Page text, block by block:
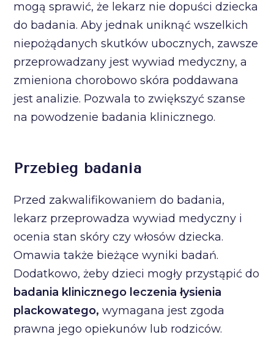
mogą sprawić, że lekarz nie dopuści dziecka
do badania. Aby jednak uniknąć wszelkich
niepożądanych skutków ubocznych, zawsze
przeprowadzany jest wywiad medyczny, a
zmieniona chorobowo skóra poddawana
jest analizie. Pozwala to zwiększyć szanse
na powodzenie badania klinicznego.
Przebieg badania
Przed zakwalifikowaniem do badania,
lekarz przeprowadza wywiad medyczny i
ocenia stan skóry czy włosów dziecka.
Omawia także bieżące wyniki badań.
Dodatkowo, żeby dzieci mogły przystąpić do
badania klinicznego leczenia łysienia
plackowatego,wymagana jest zgoda
prawna jego opiekunów lub rodziców.